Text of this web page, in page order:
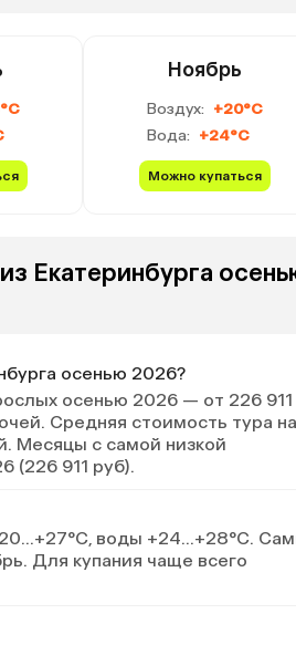
Ноябрь
Воздух: +20°C
Вода: +24°C
Можно купаться
Екатеринбурга
осенью 2026?
осенью 2026 — от 226 911
Средняя стоимость тура на
Месяцы с самой низкой
(226 911 руб).
воды +24…+28°C.
Для купания чаще всего